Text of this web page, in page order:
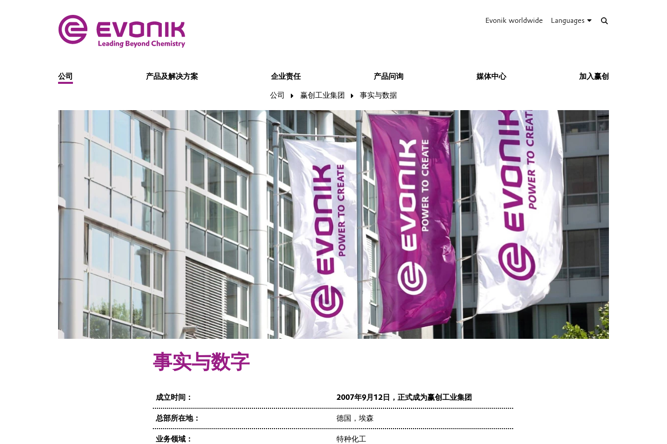
Evonik worldwide Languages
公司 产品及解决方案 企业责任 产品问询 媒体中心 加入赢创
公司 赢创工业集团 事实与数据
事实与数字
成立时间： 2007年9月12日，正式成为赢创工业集团
总部所在地： 德国，埃森
业务领域： 特种化工